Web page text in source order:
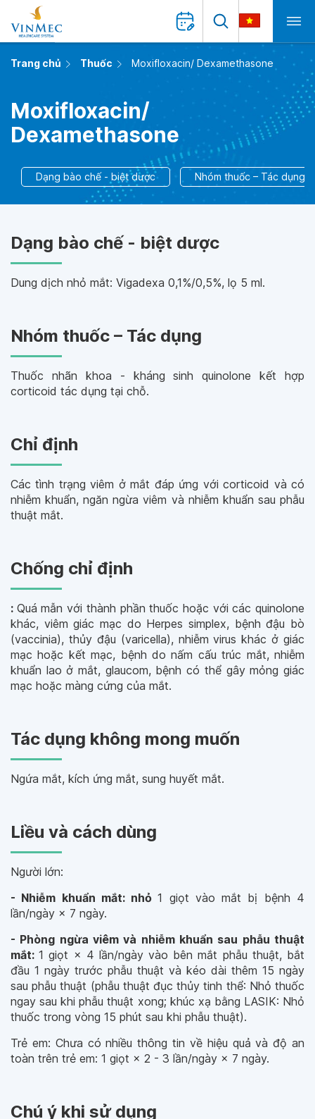
Trang chủ Thuốc Moxifloxacin/ Dexamethasone
Moxifloxacin/
Dexamethasone
Dạng bào chế - biệt dược Nhóm thuốc – Tác dụng
Dạng bào chế - biệt dược
Dung dịch nhỏ mắt: Vigadexa 0,1%/0,5%, lọ 5 ml.
Nhóm thuốc – Tác dụng
Thuốc nhãn khoa - kháng sinh quinolone kết hợp
corticoid tác dụng tại chỗ.
Chỉ định
Các tình trạng viêm ở mắt đáp ứng với corticoid và có
nhiễm khuẩn, ngăn ngừa viêm và nhiễm khuẩn sau phẫu
thuật mắt.
Chống chỉ định
: Quá mẫn với thành phần thuốc hoặc với các quinolone
khác, viêm giác mạc do Herpes simplex, bệnh đậu bò
(vaccinia), thủy đậu (varicella), nhiễm virus khác ở giác
mạc hoặc kết mạc, bệnh do nấm cấu trúc mắt, nhiễm
khuẩn lao ở mắt, glaucom, bệnh có thể gây mỏng giác
mạc hoặc màng cứng của mắt.
Tác dụng không mong muốn
Ngứa mắt, kích ứng mắt, sung huyết mắt.
Liều và cách dùng
Người lớn:
- Nhiễm khuẩn mắt: nhỏ 1 giọt vào mắt bị bệnh 4
lần/ngày × 7 ngày.
- Phòng ngừa viêm và nhiễm khuẩn sau phẫu thuật
mắt: 1 giọt × 4 lần/ngày vào bên mắt phẫu thuật, bắt
đầu 1 ngày trước phẫu thuật và kéo dài thêm 15 ngày
sau phẫu thuật (phẫu thuật đục thủy tinh thể: Nhỏ thuốc
ngay sau khi phẫu thuật xong; khúc xạ bằng LASIK: Nhỏ
thuốc trong vòng 15 phút sau khi phẫu thuật).
Trẻ em: Chưa có nhiều thông tin về hiệu quả và độ an
toàn trên trẻ em: 1 giọt × 2 - 3 lần/ngày × 7 ngày.
Chú ý khi sử dụng